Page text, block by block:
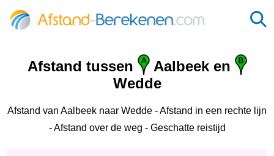
Afstand tussen
Aalbeek en
Wedde
Afstand van Aalbeek naar Wedde - Afstand in een rechte lijn
- Afstand over de weg - Geschatte reistijd